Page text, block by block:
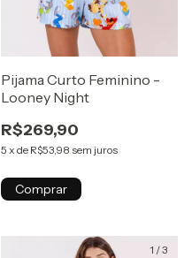
Pijama Curto Feminino -
Looney Night
R$269,90
5 x de R$53,98 sem juros
Comprar
1 /3